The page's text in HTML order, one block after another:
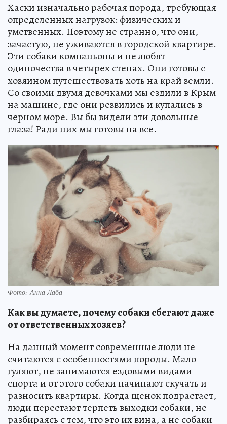
Хаски изначально рабочая порода, требующая
определенных нагрузок: физических и
умственных. Поэтому не странно, что они,
зачастую, не уживаются в городской квартире.
Эти собаки компаньоны и не любят
одиночества в четырех стенах. Они готовы с
хозяином путешествовать хоть на край земли.
Со своими двумя девочками мы ездили в Крым
на машине, где они резвились и купались в
черном море. Вы бы видели эти довольные
глаза! Ради них мы готовы на все.
Фото: Анна Лаба
Как вы думаете, почему собаки сбегают даже
от ответственных хозяев?
На данный момент современные люди не
считаются с особенностями породы. Мало
гуляют, не занимаются ездовыми видами
спорта и от этого собаки начинают скучать и
разносить квартиры. Когда щенок подрастает,
люди перестают терпеть выходки собаки, не
разбираясь с тем, что это их вина, а не собаки